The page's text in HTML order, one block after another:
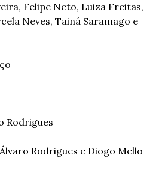
Felipe Neto, Luiza Freitas,
Neves, Tainá Saramago e
Rodrigues
Rodrigues e Diogo Mello